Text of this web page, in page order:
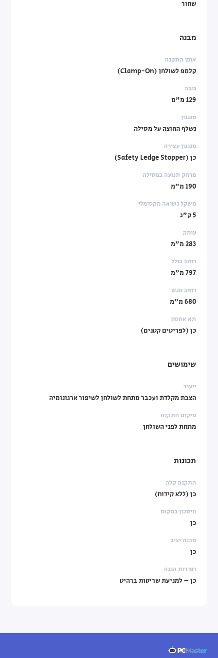
שחור
מבנה
אופן התקנה
קלמפ לשולחן (Clamp-On)
גובה
129 מ"מ
מנגנון
נשלף החוצה על מסילה
מנגנון עצירה
כן (Safety Ledge Stopper)
מרחק תנועה במסילה
190 מ"מ
משקל נשיאה מקסימלי
5 ק"ג
עומק
283 מ"מ
רוחב כולל
797 מ"מ
רוחב מגש
680 מ"מ
תא אחסון
כן (לפריטים קטנים)
שימושים
ייעוד
הצבת מקלדת ועכבר מתחת לשולחן לשיפור ארגונומיה
מיקום התקנה
מתחת לפני השולחן
תכונות
התקנה קלה
כן (ללא קידוח)
חיסכון במקום
כן
מבנה יציב
כן
רפידות הגנה
כן – למניעת שריטות ברהיט